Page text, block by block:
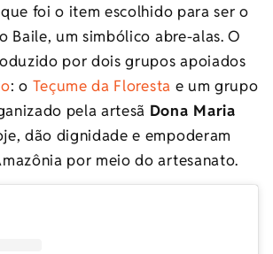
foi o item escolhido para ser o
Baile, um simbólico abre-alas. O
por dois grupos apoiados
: o Teçume da Floresta e um grupo
pela artesã Dona Maria
dão dignidade e empoderam
por meio do artesanato.